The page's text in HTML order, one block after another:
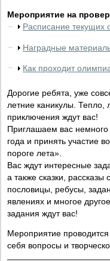
Мероприятие на
Расписание текущих
Наградные
Как проходит
Дорогие ребята, уже
летние каникулы. Тепло,
приключения ждут вас!
Приглашаем вас немного
года и принять участие
пороге лета».
Вас ждут интересные
а также сказки, рассказы
пословицы, ребусы,
явлениях и многое
задания ждут вас!
Мероприятие
себя вопросы и